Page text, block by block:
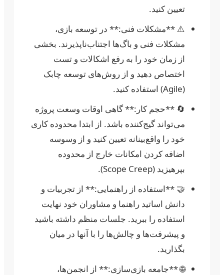
تعیین کنید.
⚠️ **مشکلات فنی:** در توسعه بازی،
مشکلات فنی و باگ‌ها اجتناب‌ناپذیرند. بخشی
از زمان خود را به رفع اشکالات و تست
اختصاص دهید و از روش‌های توسعه چابک
(Agile) استفاده کنید.
🔄 **حجم کار:** گاهی اوقات وسعت پروژه
می‌تواند گیج‌کننده باشد. از ابتدا محدوده کاری
خود را واقع‌بینانه تعیین کنید و از وسوسه
اضافه کردن امکانات خارج از محدوده
بپرهیزید (Scope Creep).
🤝 **استفاده از راهنمایی:** از تجربیات و
دانش اساتید راهنما و مشاوران خود نهایت
استفاده را ببرید. جلسات منظم داشته باشید
و پیشرفت‌ها و چالش‌ها را با آنها در میان
بگذارید.
🌐 **جامعه بازی‌سازی:** از انجمن‌ها،